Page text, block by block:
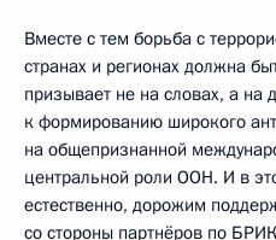
Вместе с тем борьба с
странах и регионах должна
призывает не на словах, а на
к формированию широкого
на общепризнанной
центральной роли ООН. И в
естественно, дорожим
со стороны партнёров по